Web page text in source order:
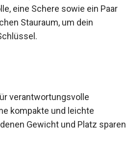
eine Schere sowie ein Paar
Stauraum, um dein
verantwortungsvolle
kompakte und leichte
Gewicht und Platz sparen